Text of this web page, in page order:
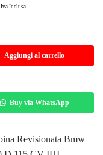
Iva Inclusa
Aggiungi al carrello
Buy via WhatsApp